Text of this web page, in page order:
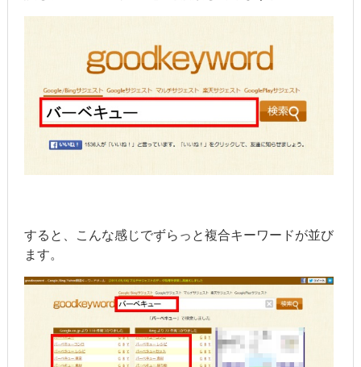
すると、こんな感じでずらっと複合キーワードが並び
ます。